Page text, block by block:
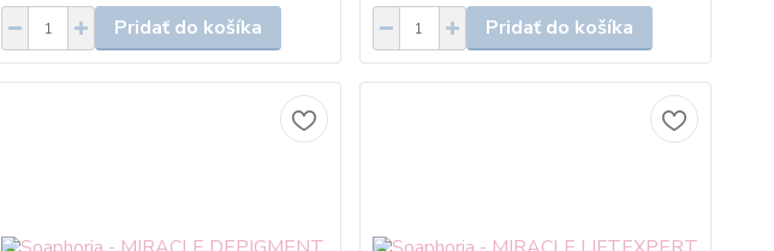
Pridať do košíka Pridať do košíka